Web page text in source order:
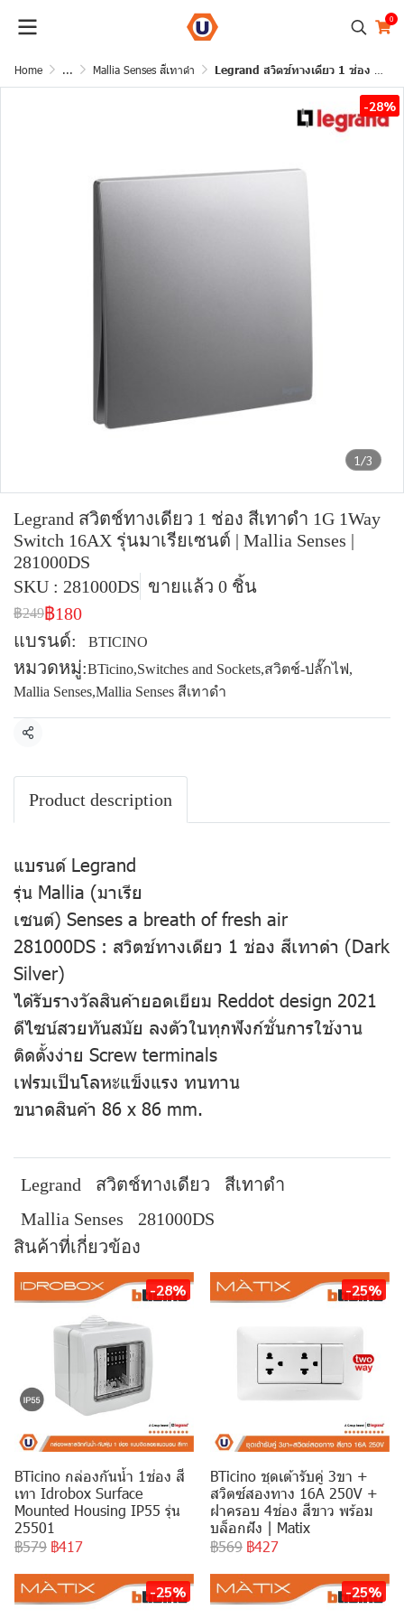
0
Home ... Mallia Senses สีเทาดำ Legrand สวิตช์ทางเดียว 1 ช่อง สีเทาดำ 1G 1Way Switch 16AX รุ่นมาเรียเซนต์ | Mallia Senses | 281000DS
1/3
-28%
Legrand สวิตช์ทางเดียว 1 ช่อง สีเทาดำ 1G 1Way
Switch 16AX รุ่นมาเรียเซนต์ | Mallia Senses |
281000DS
SKU : 281000DS ขายแล้ว 0 ชิ้น
฿249฿180
แบรนด์:
BTICINO
หมวดหมู่:BTicino,Switches and Sockets,สวิตช์-ปลั๊กไฟ,
Mallia Senses,Mallia Senses สีเทาดำ
แชร์
Product description
แบรนด์ Legrand
รุ่น Mallia (มาเรีย
เซนต์) Senses a breath of fresh air
281000DS : สวิตช์ทางเดียว 1 ช่อง สีเทาดำ (Dark
Silver)
ได้รับรางวัลสินค้ายอดเยียม Reddot design 2021
ดีไซน์สวยทันสมัย ลงตัวในทุกฟังก์ชั่นการใช้งาน
ติดตั้งง่าย Screw terminals
เฟรมเป็นโลหะแข็งแรง ทนทาน
ขนาดสินค้า 86 x 86 mm.
Legrand สวิตช์ทางเดียว
สีเทาดำ
Mallia Senses
281000DS
สินค้าที่เกี่ยวข้อง
-28%
BTicino กล่องกันน้ำ 1ช่อง สี
เทา Idrobox Surface
Mounted Housing IP55 รุ่น
25501
฿579 ฿417
-25%
BTicino ชุดเต้ารับคู่ 3ขา +
สวิตซ์สองทาง 16A 250V +
ฝาครอบ 4ช่อง สีขาว พร้อม
บล็อกฝัง | Matix
฿569 ฿427
-25% -25%